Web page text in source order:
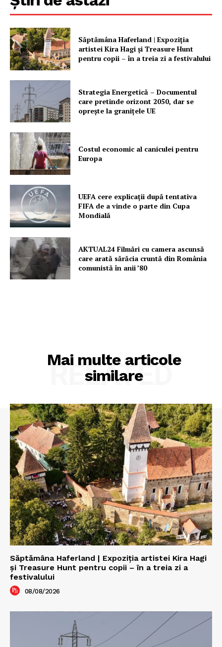
FREEDOM HOUSE ROMÂNIA
PRESShub
Despre noi / Echipa
Proiecte editoriale
Rețea
Contact
Săptămâna Haferland | Expoziţia
artistei Kira Hagi şi Treasure Hunt
pentru copii – în a treia zi a festivalului
Strategia Energetică – Documentul
care pretinde orizont 2050, dar se
oprește la granițele UE
Costul economic al caniculei pentru
Europa
UEFA cere explicații după tentativa
FIFA de a vinde o parte din Cupa
Mondială
AKTUAL24 Filmări cu camera ascunsă
care arată sărăcia cruntă din România
comunistă în anii ’80
Mai multe articole
similare
RELATED
Săptămâna Haferland | Expoziţia artistei Kira Hagi
şi Treasure Hunt pentru copii – în a treia zi a
festivalului
08/08/2026